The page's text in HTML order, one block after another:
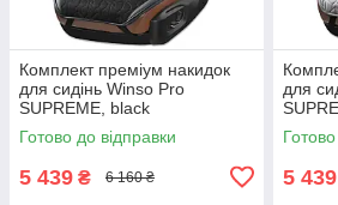
Комплект преміум накидок
для сидінь Winso Pro
SUPREME, black
Готово до відправки
5 439 ₴ 6 160 ₴
для
5 439